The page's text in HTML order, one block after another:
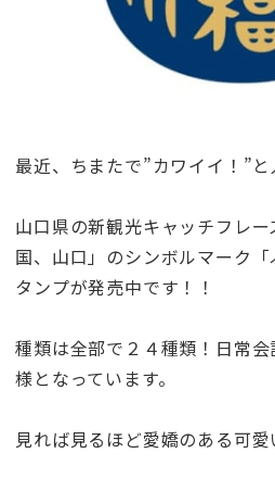
最近、ちまたで”カワイイ！”と
山口県の新観光キャッチフレ
国、山口」のシンボルマーク
タンプが発売中です！！
種類は全部で２４種類！日常
様となっています。
見れば見るほど愛嬌のある可愛